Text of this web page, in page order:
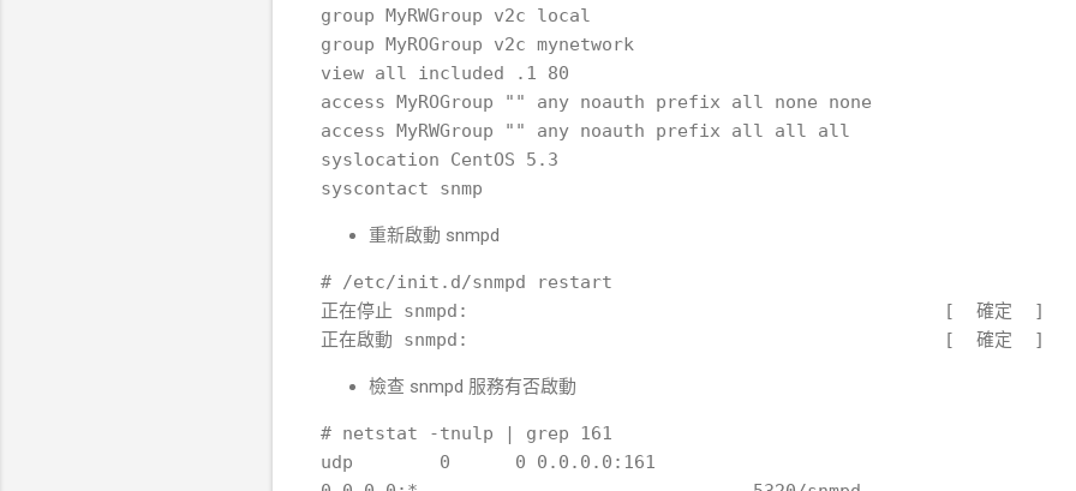
group MyRWGroup v2c local
group MyROGroup v2c mynetwork
view all included .1 80
access MyROGroup "" any noauth prefix all none none
access MyRWGroup "" any noauth prefix all all all
syslocation CentOS 5.3
重新啟動 snmpd
# /etc/init.d/snmpd restart
正在停止 snmpd:                                            [  確定  ]
檢查 snmpd 服務有否啟動
# netstat -tnulp | grep 161
udp        0      0 0.0.0.0:161